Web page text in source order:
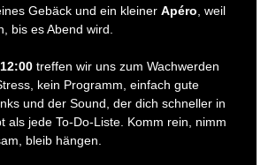
Gebäck und ein kleiner Apéro , weil
bis es Abend wird.
treffen wir uns zum Wachwerden
kein Programm, einfach gute
und der Sound, der dich schneller in
als jede To-Do-Liste. Komm rein, nimm
bleib hängen.